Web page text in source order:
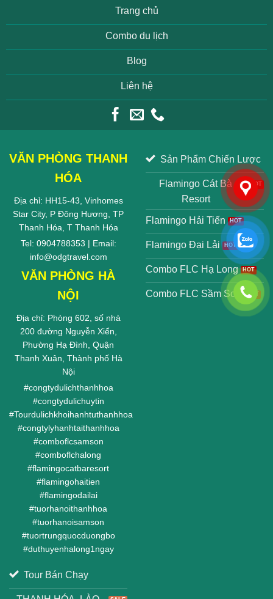
Trang chủ
Combo du lịch
Blog
Liên hệ
VĂN PHÒNG THANH
HÓA
Địa chỉ: HH15-43, Vinhomes
Star City, P Đông Hương, TP
Thanh Hóa, T Thanh Hóa
Tel: 0904788353 | Email:
info@odgtravel.com
VĂN PHÒNG HÀ
NỘI
Địa chỉ: Phòng 602, số nhà
200 đường Nguyễn Xiển,
Phường Hạ Đình, Quận
Thanh Xuân, Thành phố Hà
Nội
#congtydulichthanhhoa
#congtydulichuytin
#Tourdulichkhoihanhtuthanhhoa
#congtylyhanhtaithanhhoa
#comboflcsamson
#comboflchalong
#flamingocatbaresort
#flamingohaitien
#flamingodailai
#tuorhanoithanhhoa
#tuorhanoisamson
#tuortrungquocduongbo
#duthuyenhalong1ngay
Sản Phẩm Chiến Lược
Flamingo Cát Bà
Resort
Flamingo Hải Tiến
Flamingo Đại Lải
Combo FLC Hạ Long
Combo FLC Sầm Sơn
Tour Bán Chạy